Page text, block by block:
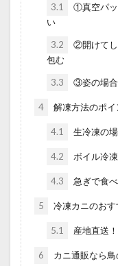
3.1
①真空パッ
い
3.2
②開けてし
包む
3.3 ③姿の場合
4 解凍方法のポイ
4.1 生冷凍の
4.2 ボイル冷
4.3 急ぎで食
5 冷凍カニのおす
5.1 産地直送
6 カニ通販なら